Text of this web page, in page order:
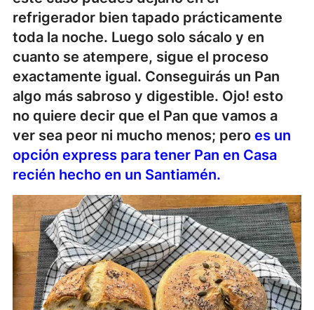
refrigerador bien tapado prácticamente
toda la noche. Luego solo sácalo y en
cuanto se atempere, sigue el proceso
exactamente igual. Conseguirás un Pan
algo más sabroso y digestible. Ojo! esto
no quiere decir que el Pan que vamos a
ver sea peor ni mucho menos; pero es un
opción express para tener Pan en Casa
recién hecho en un Santiamén.